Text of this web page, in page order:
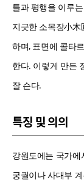
틀과 평행을 이루
지긋한 소목장小
하며, 표면에 콜타
한다. 이렇게 만든
잘 슨다.
특징 및 의의
강원도에는 국가
궁궐이나 사대부